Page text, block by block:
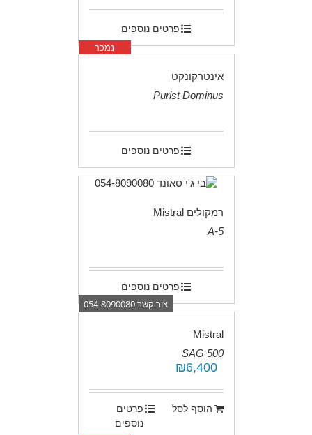
פרטים נוספים
נמכר
אינטרקונקט
Purist Dominus
פרטים נוספים
רמקולים Mistral
A-5
פרטים נוספים
צור קשר 054-8090080
Mistral
SAG 500
₪6,400
הוסף לסל
פרטים
נוספים